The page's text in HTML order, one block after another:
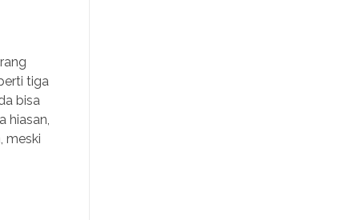
tiga
bisa
hiasan,
meski